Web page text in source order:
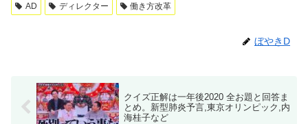
AD ディレクター 働き方改革
ぼやきD
クイズ正解は一年後2020 全お題と回答ま
とめ。新型肺炎予言,東京オリンピック,内
海桂子など